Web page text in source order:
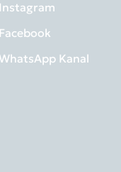
Instagram
Facebook
WhatsApp Kanal